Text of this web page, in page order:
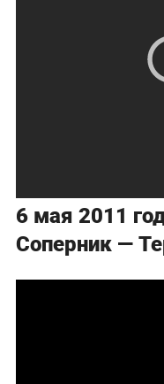
6 мая 2011
Соперник —